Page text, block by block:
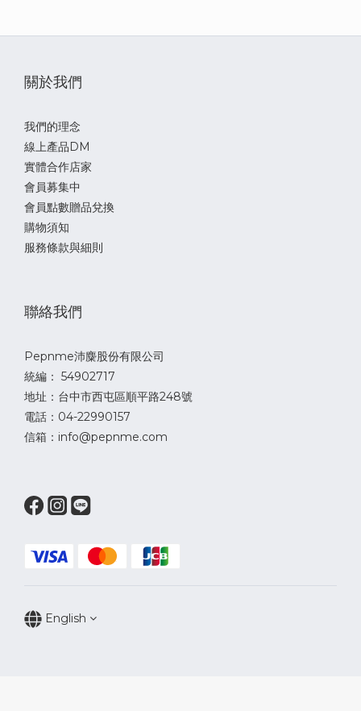
關於我們
我們的理念
線上產品DM
實體合作店家
會員募集中
會員點數贈品兌換
購物須知
服務條款與細則
聯絡我們
Pepnme沛麋股份有限公司
統編： 54902717
地址：台中市西屯區順平路248號
電話：04-22990157
信箱：info@pepnme.com
English